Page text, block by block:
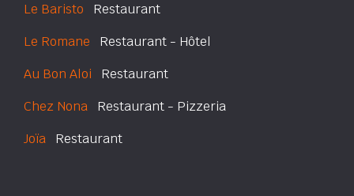
Le Baristo Restaurant
Le Romane Restaurant - Hôtel
Au Bon Aloi Restaurant
Chez Nona Restaurant - Pizzeria
Joïa Restaurant